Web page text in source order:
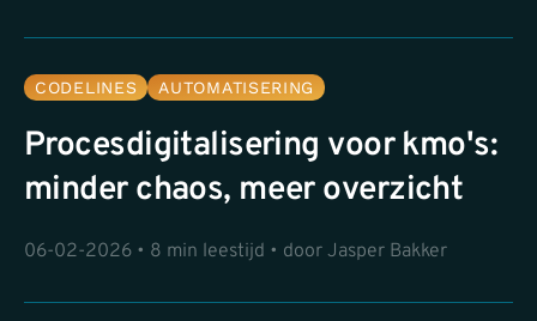
CODELINES AUTOMATISERING
Procesdigitalisering voor kmo's:
minder chaos, meer overzicht
06-02-2026 • 8 min leestijd • door Jasper Bakker